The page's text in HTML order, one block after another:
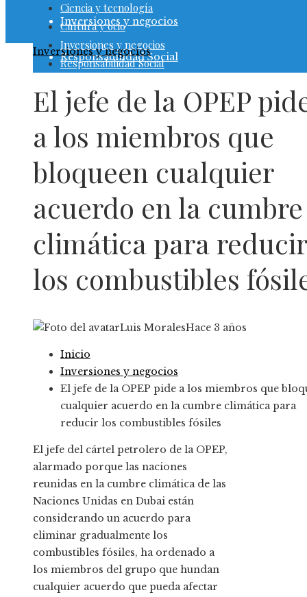
Inversiones y negocios
Responsabilidad Social
Ciencia y tecnología
Cultura y ocio
Inversiones y negocios
Responsabilidad Social
Inversiones y negocios
El jefe de la OPEP
a los miembros que
bloqueen cualquier
acuerdo en la cumbre
climática para reducir
los combustibles
Luis MoralesHace 3 años
Inicio
Inversiones y negocios
El jefe de la OPEP pide a los miembros que
cualquier acuerdo en la cumbre climática para
reducir los combustibles fósiles
El jefe del cártel petrolero de la OPEP,
alarmado porque las naciones
reunidas en la cumbre climática de las
Naciones Unidas en Dubai están
considerando un acuerdo para
eliminar gradualmente los
combustibles fósiles, ha ordenado a
los miembros del grupo que hundan
cualquier acuerdo que pueda afectar